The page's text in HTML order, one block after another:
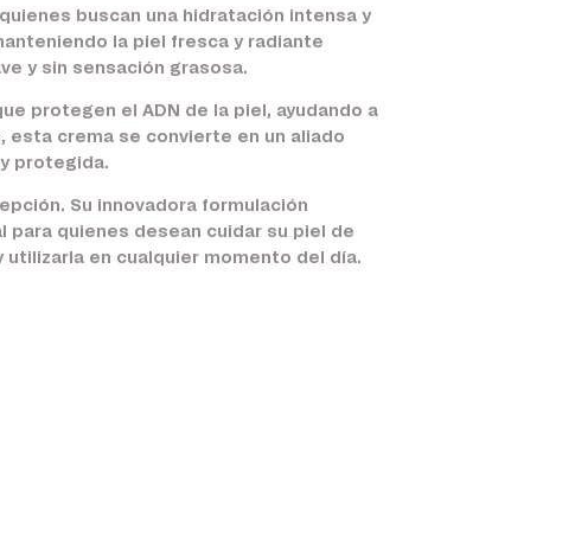
buscan una hidratación intensa y
la piel fresca y radiante
y sin sensación grasosa.
protegen el ADN de la piel, ayudando a
crema se convierte en un aliado
protegida.
Su innovadora formulación
quienes desean cuidar su piel de
en cualquier momento del día.